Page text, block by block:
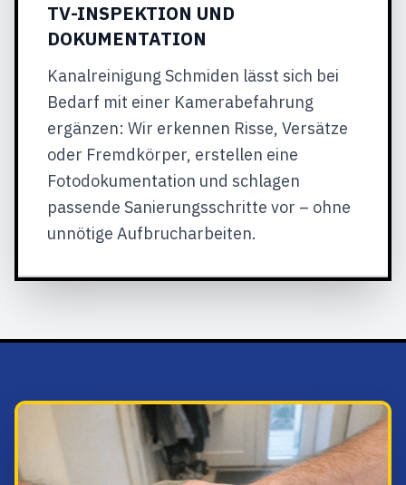
TV-INSPEKTION UND
DOKUMENTATION
Kanalreinigung Schmiden lässt sich bei
Bedarf mit einer Kamerabefahrung
ergänzen: Wir erkennen Risse, Versätze
oder Fremdkörper, erstellen eine
Fotodokumentation und schlagen
passende Sanierungsschritte vor – ohne
unnötige Aufbrucharbeiten.